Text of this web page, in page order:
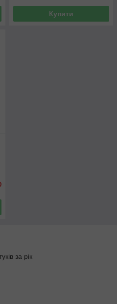
Купити
за рік